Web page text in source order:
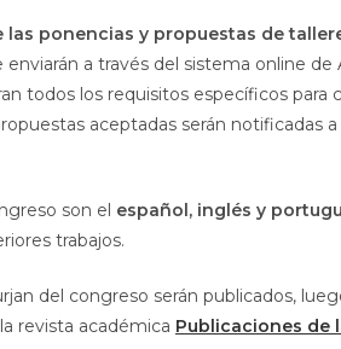
las ponencias y propuestas de
enviarán a través del sistema online
todos los requisitos específicos para
aceptadas serán notificadas
son el español, inglés y
trabajos.
del congreso serán publicados,
revista académica Publicaciones de